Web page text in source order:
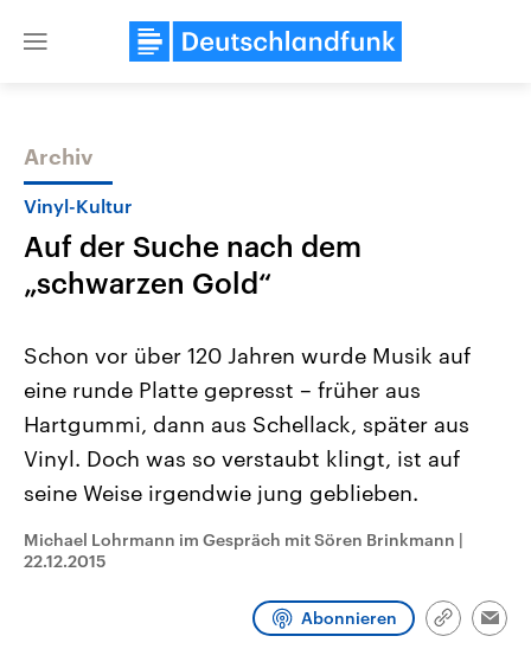
Close
Themen
Landtagswahl Sachsen-Anhalt
2026
Alle Informationen
Sachsen-Anhalt wählt am 6.
September 2026 einen neuen
Landtag. Seit 2021 wird das
CDU, SPD und FDP regiert.-
Umfragen, Prognosen,
und Hintergründe zu den Parteien
und Kandidaten der anstehenden
USA
Aktuelle Beiträge,
Hintergründe
Wirtschaftlich und
gehören die Vereinigten
den mächtigsten Ländern
aktuelle Weltgeschehen.
Podcasts
Archiv
Vinyl-Kultur
Auf der Suche nach dem
„schwarzen Gold“
Schon vor über 120 Jahren wurde Musik auf
eine runde Platte gepresst – früher aus
Hartgummi, dann aus Schellack, später aus
Vinyl. Doch was so verstaubt klingt, ist auf
seine Weise irgendwie jung geblieben.
Michael Lohrmann im Gespräch mit Sören Brinkmann |
22.12.2015
Abonnieren
Link